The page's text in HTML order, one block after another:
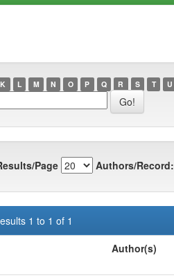
K L M N O P Q R S T U
Page Authors/Record:
1 to 1 of 1
Author(s)